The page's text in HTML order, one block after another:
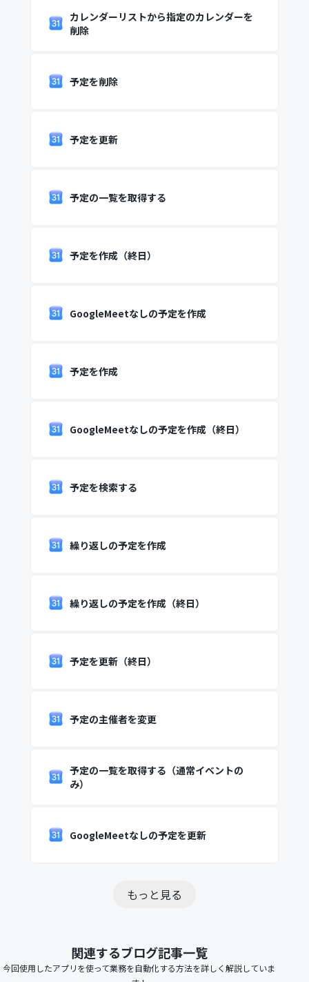
カレンダーリストから指定のカレンダーを
削除
予定を削除
予定を更新
予定の一覧を取得する
予定を作成（終日）
GoogleMeetなしの予定を作成
予定を作成
GoogleMeetなしの予定を作成（終日）
予定を検索する
繰り返しの予定を作成
繰り返しの予定を作成（終日）
予定を更新（終日）
予定の主催者を変更
予定の一覧を取得する（通常イベントの
み）
GoogleMeetなしの予定を更新
もっと見る
関連するブログ記事一覧
今回使用したアプリを使って業務を自動化する方法を詳しく解説していま